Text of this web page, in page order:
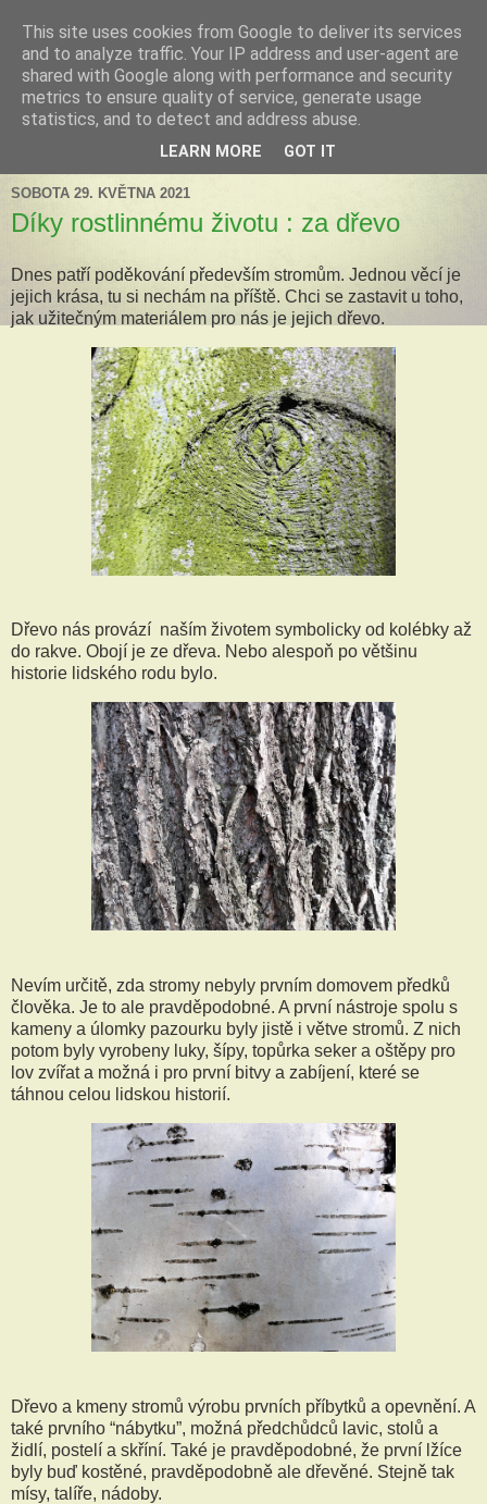
Tillandsia za okny
Tillandsie a další zelená havěť která s námi může žít v bytě,
k našim velkým radostem, nebo také starostem.
SOBOTA 29. KVĚTNA 2021
Díky rostlinnému životu : za dřevo
Dnes patří poděkování především stromům. Jednou věcí je
jejich krása, tu si nechám na příště. Chci se zastavit u toho,
jak užitečným materiálem pro nás je jejich dřevo.
Dřevo nás provází naším životem symbolicky od kolébky až
do rakve. Obojí je ze dřeva. Nebo alespoň po většinu
historie lidského rodu bylo.
Nevím určitě, zda stromy nebyly prvním domovem předků
člověka. Je to ale pravděpodobné. A první nástroje spolu s
kameny a úlomky pazourku byly jistě i větve stromů. Z nich
potom byly vyrobeny luky, šípy, topůrka seker a oštěpy pro
lov zvířat a možná i pro první bitvy a zabíjení, které se
táhnou celou lidskou historií.
Dřevo a kmeny stromů výrobu prvních příbytků a opevnění. A
také prvního “nábytku”, možná předchůdců lavic, stolů a
židlí, postelí a skříní. Také je pravděpodobné, že první lžíce
byly buď kostěné, pravděpodobně ale dřevěné. Stejně tak
mísy, talíře, nádoby.
This site uses cookies from Google to deliver its services
and to analyze traffic. Your IP address and user-agent are
shared with Google along with performance and security
metrics to ensure quality of service, generate usage
statistics, and to detect and address abuse.
LEARN MORE GOT IT